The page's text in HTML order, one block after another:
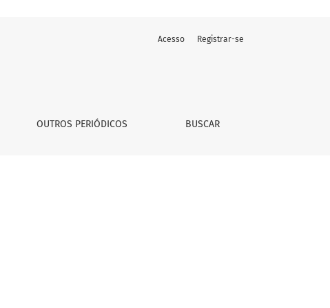
OUTROS PERIÓDICOS BUSCAR
Acesso Registrar-se